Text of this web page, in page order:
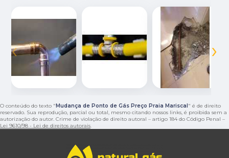
‹ ›
O conteúdo do texto "Mudança de Ponto de Gás Preço Praia Mariscal" é de direito
reservado. Sua reprodução, parcial ou total, mesmo citando nossos links, é proibida sem a
autorização do autor. Crime de violação de direito autoral – artigo 184 do Código Penal –
Lei 9610/98 - Lei de direitos autorais.